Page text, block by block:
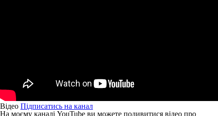
Відео Підписатись на канал
На моєму каналі YouTube ви можете подивитися відео про